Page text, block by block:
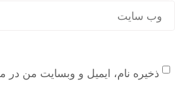
ذخیره نام، ایمیل و وبسایت من در